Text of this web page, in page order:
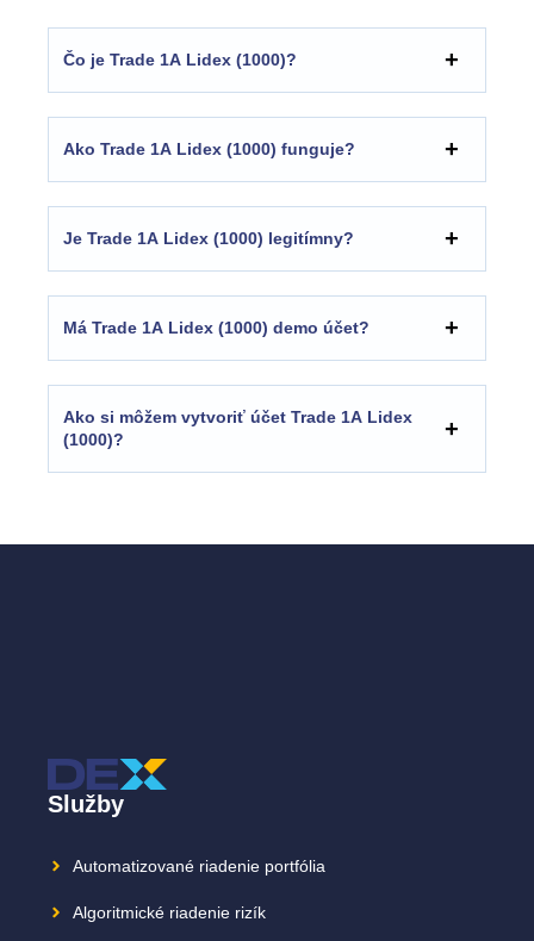
Čo je Trade 1A Lidex (1000)?
Ako Trade 1A Lidex (1000) funguje?
Je Trade 1A Lidex (1000) legitímny?
Má Trade 1A Lidex (1000) demo účet?
Ako si môžem vytvoriť účet Trade 1A Lidex
(1000)?
Služby
Automatizované riadenie portfólia
Algoritmické riadenie rizík